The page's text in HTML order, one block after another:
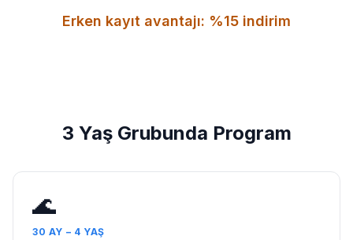
Erken kayıt avantajı: %15 indirim
3 Yaş Grubunda Program
🌊
30 AY – 4 YAŞ